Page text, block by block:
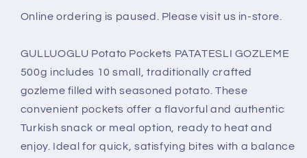
Online ordering is paused. Please visit us in-store.
GULLUOGLU Potato Pockets PATATESLI GOZLEME
500g includes 10 small, traditionally crafted
gozleme filled with seasoned potato. These
convenient pockets offer a flavorful and authentic
Turkish snack or meal option, ready to heat and
enjoy. Ideal for quick, satisfying bites with a balance